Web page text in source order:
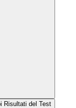
Risultati del Test